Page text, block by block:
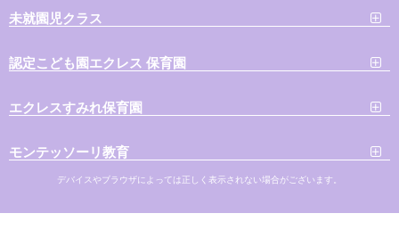
未就園児クラス
認定こども園エクレス 保育園
エクレスすみれ保育園
モンテッソーリ教育
デバイスやブラウザによっては正しく表示されない場合がございます。